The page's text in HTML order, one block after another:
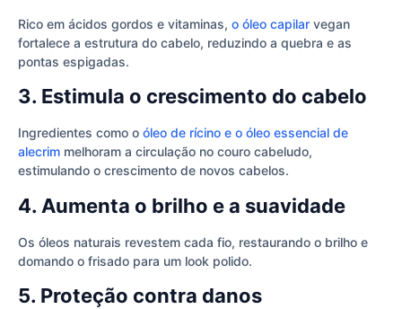
Rico em ácidos gordos e vitaminas, o óleo capilar vegan
fortalece a estrutura do cabelo, reduzindo a quebra e as
pontas espigadas.
3. Estimula o crescimento do cabelo
Ingredientes como o óleo de rícino e o óleo essencial de
alecrim melhoram a circulação no couro cabeludo,
estimulando o crescimento de novos cabelos.
4. Aumenta o brilho e a suavidade
Os óleos naturais revestem cada fio, restaurando o brilho e
domando o frisado para um look polido.
5. Proteção contra danos